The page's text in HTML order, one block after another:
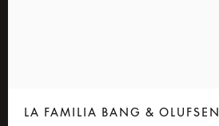
LA FAMILIA BANG & OLUFSEN